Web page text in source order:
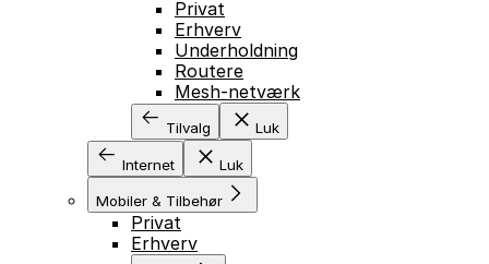
Privat
Erhverv
Underholdning
Routere
Mesh-netværk
Tilvalg Luk
Internet Luk
Mobiler & Tilbehør
Privat
Erhverv